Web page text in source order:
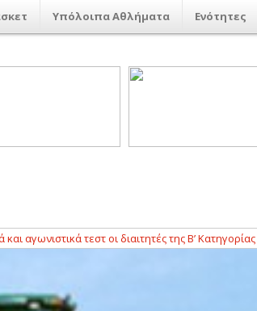
Υπόλοιπα Αθλήματα Ενότητες
τεστ οι διαιτητές της Β’ Κατηγορίας 13:30 -